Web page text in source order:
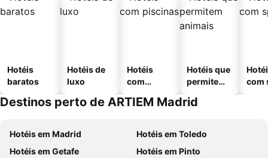
Hotéis
baratos
Hotéis de
luxo
Hotéis
com
Hotéis que
permitem
com
Destinos perto de ARTIEM Madrid
Hotéis em Madrid
Hotéis em Toledo
Hotéis em Getafe
Hotéis em Pinto